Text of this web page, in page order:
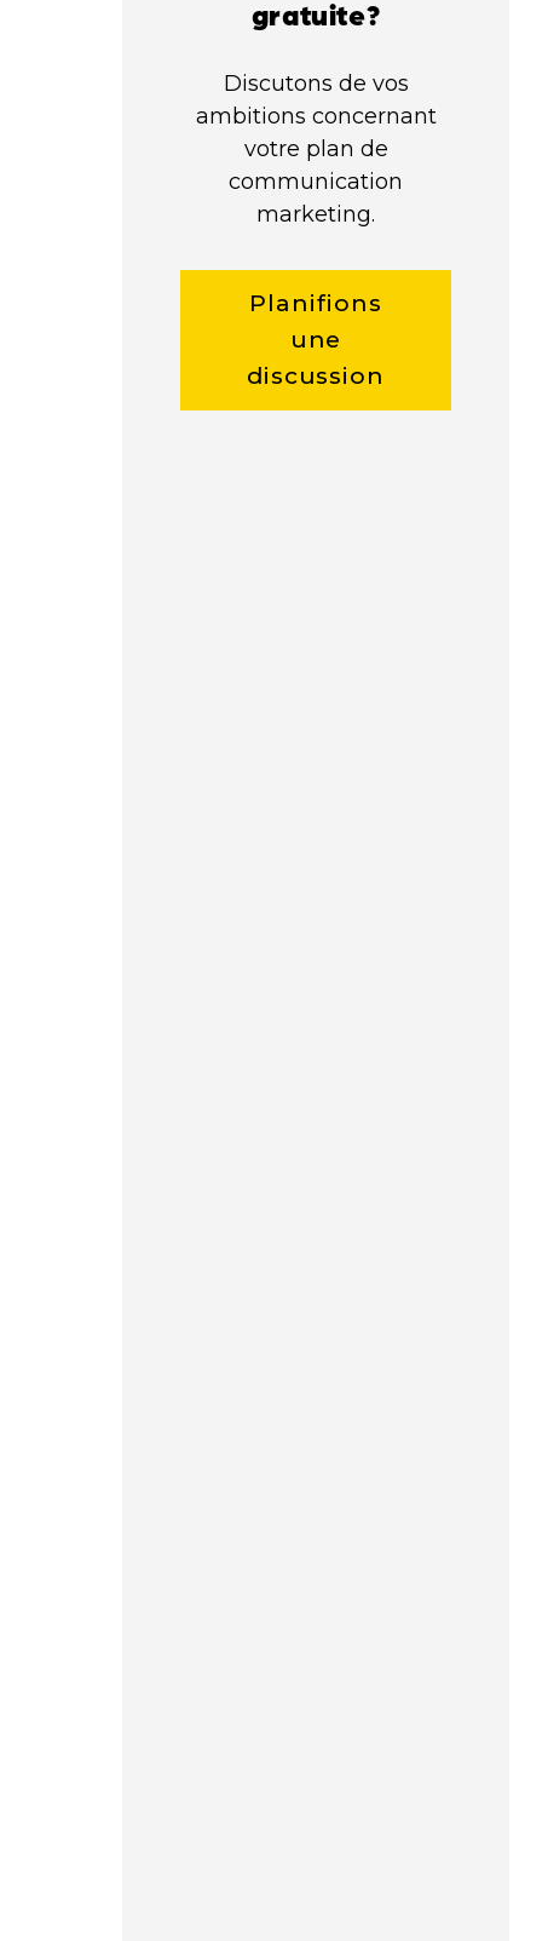
gratuite?
Discutons de vos
ambitions concernant
votre plan de
communication
marketing.
Planifions
une
discussion